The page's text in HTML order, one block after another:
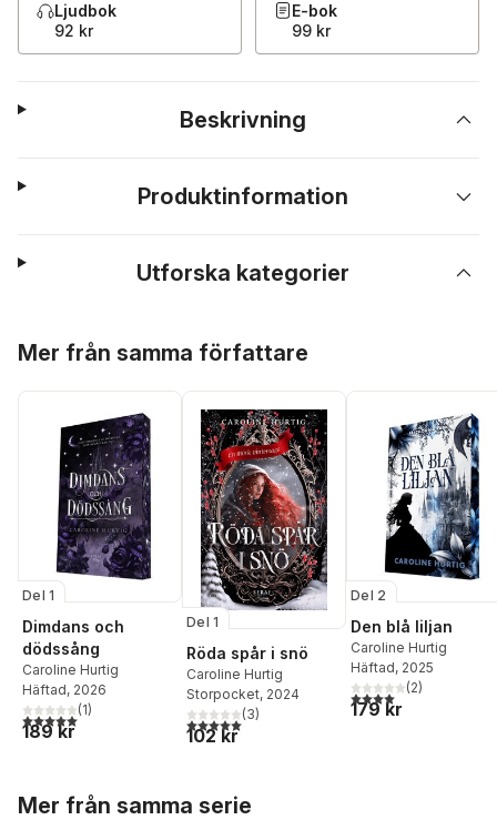
Ljudbok
92 kr
E-bok
99 kr
Beskrivning
Produktinformation
Utforska kategorier
Mer från samma författare
Del 1
Dimdans och
dödssång
Caroline Hurtig
Häftad, 2026
5,0utav 5 stjärnor. Totalt antal röster:
(1)
189 kr
Del 1
Röda spår i snö
Caroline Hurtig
Storpocket, 2024
5,0utav 5 stjärnor. Totalt antal röster:
(3)
102 kr
Del 2
Den blå liljan
Caroline Hurtig
Häftad, 2025
4,0utav 5 stjärnor.
(2)
179 kr
Mer från samma serie